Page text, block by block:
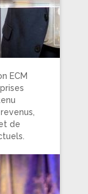
ECM
de